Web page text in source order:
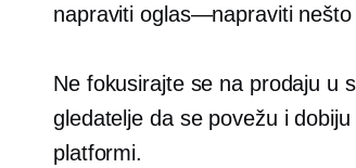
napravitioglas—napravitinešto
Ne fokusirajte se na prodaju u
gledatelje da se povežu i
platformi.